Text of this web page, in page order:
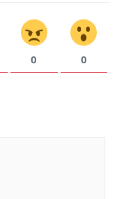
0 0